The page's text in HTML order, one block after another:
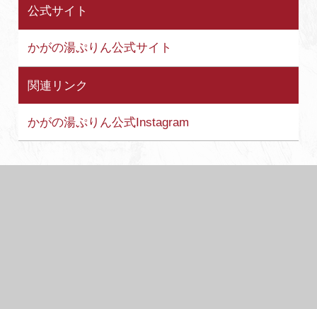
公式サイト
かがの湯ぷりん公式サイト
関連リンク
かがの湯ぷりん公式Instagram